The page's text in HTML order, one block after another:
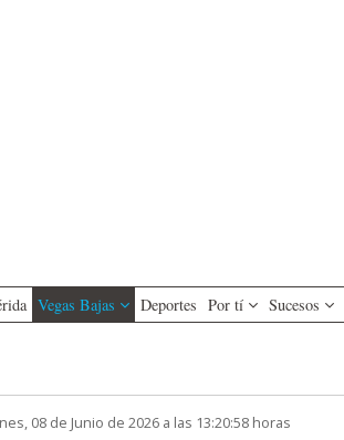
Vegas Bajas Deportes Por tí Sucesos
08 de Junio de 2026 a las 13:20:58 horas